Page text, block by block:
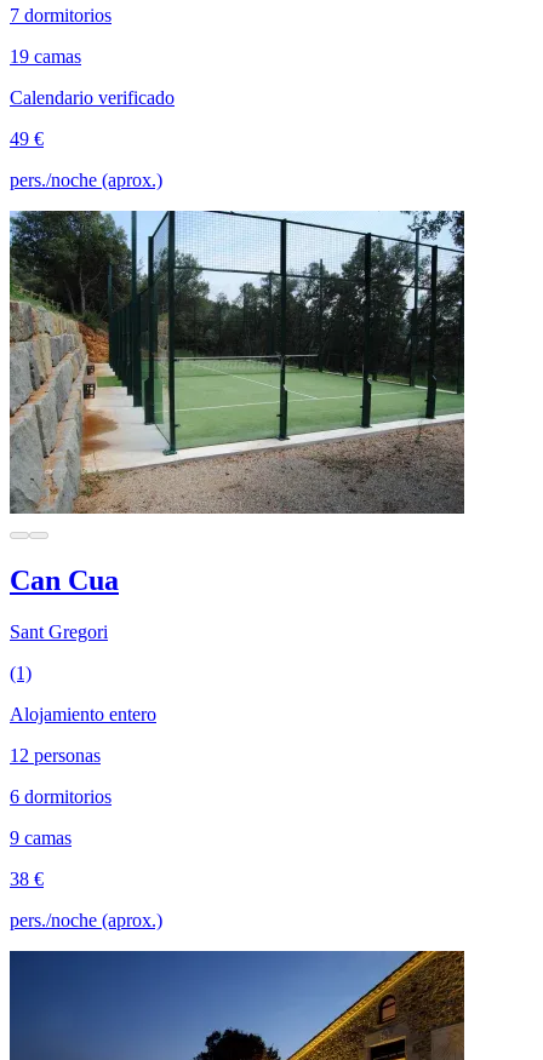
7 dormitorios
19 camas
Calendario verificado
49 €
pers./noche (aprox.)
Can Cua
Sant Gregori
(1)
Alojamiento entero
12 personas
6 dormitorios
9 camas
38 €
pers./noche (aprox.)